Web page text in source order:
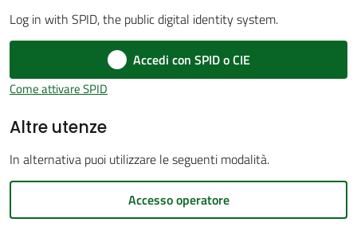
Menu selezionato
Trasparente
argomenti...
Log in with SPID, the public digital identity system.
Accedi con SPID o CIE
Come attivare SPID
Altre utenze
In alternativa puoi utilizzare le seguenti modalità.
Accesso operatore